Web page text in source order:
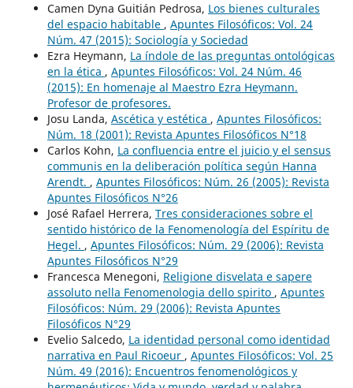
Camen Dyna Guitián Pedrosa, Los bienes culturales
del espacio habitable , Apuntes Filosóficos: Vol. 24
Núm. 47 (2015): Sociología y Sociedad
Ezra Heymann, La índole de las preguntas ontológicas
en la ética , Apuntes Filosóficos: Vol. 24 Núm. 46
(2015): En homenaje al Maestro Ezra Heymann.
Profesor de profesores.
Josu Landa, Ascética y estética , Apuntes Filosóficos:
Núm. 18 (2001): Revista Apuntes Filosóficos N°18
Carlos Kohn, La confluencia entre el juicio y el sensus
communis en la deliberación política según Hanna
Arendt. , Apuntes Filosóficos: Núm. 26 (2005): Revista
Apuntes Filosóficos N°26
José Rafael Herrera, Tres consideraciones sobre el
sentido histórico de la Fenomenología del Espíritu de
Hegel. , Apuntes Filosóficos: Núm. 29 (2006): Revista
Apuntes Filosóficos N°29
Francesca Menegoni, Religione disvelata e sapere
assoluto nella Fenomenologia dello spirito , Apuntes
Filosóficos: Núm. 29 (2006): Revista Apuntes
Filosóficos N°29
Evelio Salcedo, La identidad personal como identidad
narrativa en Paul Ricoeur , Apuntes Filosóficos: Vol. 25
Núm. 49 (2016): Encuentros fenomenológicos y